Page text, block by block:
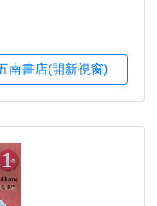
南書店(開新視窗)